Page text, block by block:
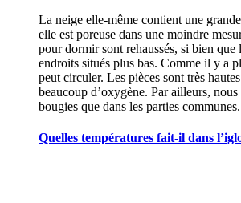
La neige elle-même contient une
elle est poreuse dans une moindre
pour dormir sont rehaussés, si bien que
endroits situés plus bas. Comme il y a
peut circuler. Les pièces sont très
beaucoup d’oxygène. Par ailleurs, nous
bougies que dans les parties communes.
Quelles températures fait-il dans